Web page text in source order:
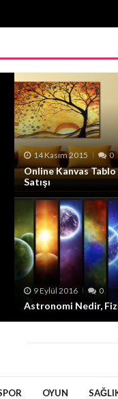
14 Kasım 2015 0
Online Kanvas Tablo
Satışı
9 Eylül 2016 0
Astronomi Nedir,
OYUN